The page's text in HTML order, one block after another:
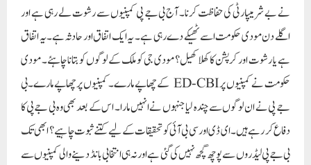
نے بے شرمیپارٹی کی حفاظت کرنا۔ آج بی جے پی کمپنیوں سے رشوت لے رہی ہے اور
اگلے دن مودی حکومت اسے ٹھیکے دے رہی ہے۔ یہ ایک اتفاق اور حادثہ ہے۔ یہ اتفاق
ہے یا رشوت اور کرپشن کا کھلا کھیل؟ مودی جی کو ملک کے لوگوں کو بتانا چاہئے۔ مودی
حکومت نے کمپنیوں پر ED-CBI کے چھاپے مارے۔ کمپنیوں پر چھاپے مارے۔بی
جے پی نے ان لوگوں سے چندہ لیا جنہوں نے انہیں مارا۔ اس کے بعد بھی وہ بی جے پی کا
دفاع کر رہے ہیں۔ ای ڈی اور سی بی آئی کو تحقیقات کے لیے کتنے ثبوت چاہیے؟ ابھی تک
بی جے پی لیڈروں سے پوچھ گچھ نہیں کی گئی ہے اور نہ ہی انتخابی بانڈ دینے والی کمپنیوں سے